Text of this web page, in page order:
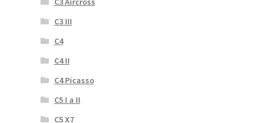
C3 III
C4
C4 II
C4 Picasso
C5 I a II
C5 X7